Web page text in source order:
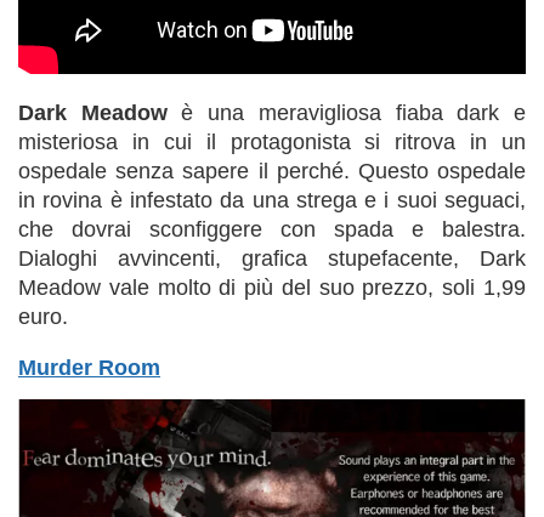
Dark Meadowè una meravigliosa fiaba dark e
misteriosa in cui il protagonista si ritrova in un
ospedale senza sapere il perché. Questo ospedale
in rovina è infestato da una strega e i suoi seguaci,
che dovrai sconfiggere con spada e balestra.
Dialoghi avvincenti, grafica stupefacente, Dark
Meadow vale molto di più del suo prezzo, soli 1,99
euro.
Murder Room